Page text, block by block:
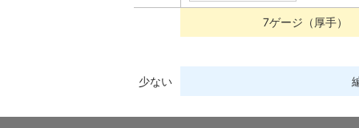
7ゲージ（厚手）
少ない